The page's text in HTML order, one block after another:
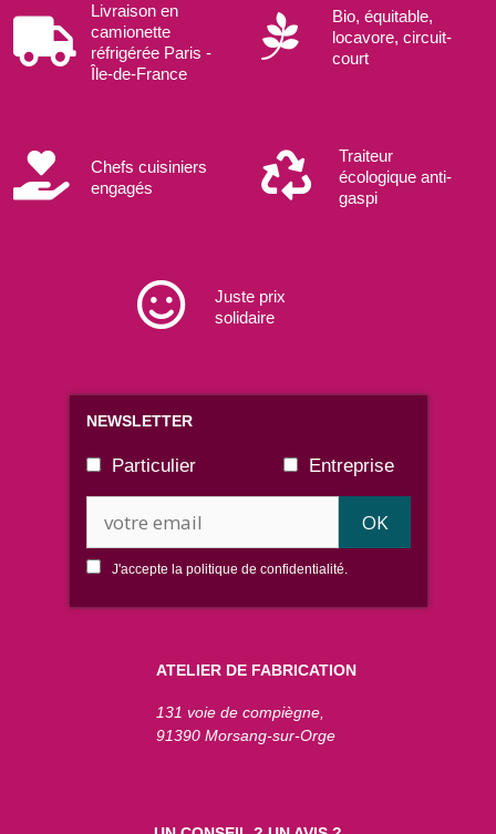
Livraison en
camionette
réfrigérée Paris -
Île-de-France
Bio, équitable,
locavore, circuit-
court
Chefs cuisiniers
engagés
Traiteur
écologique anti-
gaspi
Juste prix
solidaire
NEWSLETTER
Particulier Entreprise
J'accepte la politique de confidentialité.
ATELIER DE FABRICATION
131 voie de compiègne,
91390 Morsang-sur-Orge